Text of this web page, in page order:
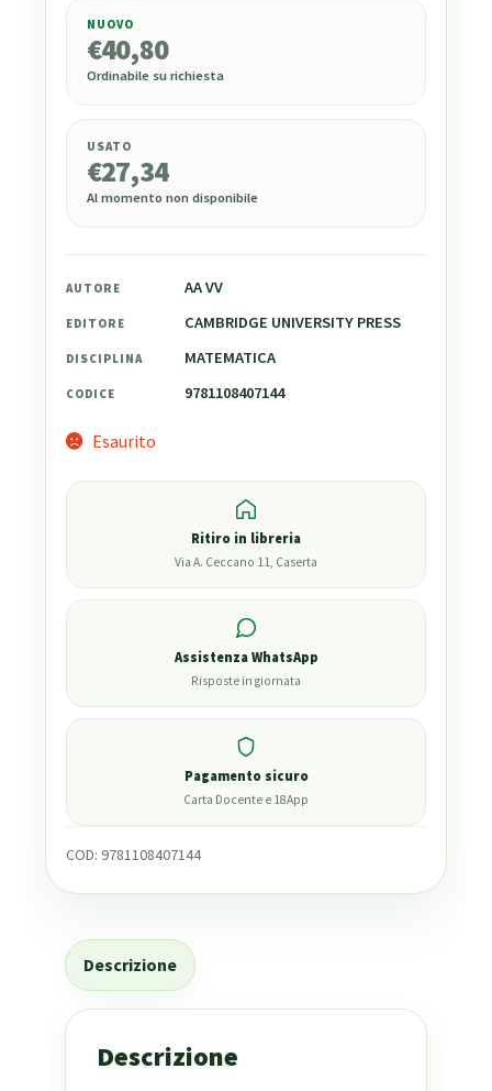
40,80
NUOVO
€40,80
Ordinabile su richiesta
USATO
€27,34
Al momento non disponibile
AUTORE AA VV
EDITORE CAMBRIDGE UNIVERSITY PRESS
DISCIPLINA MATEMATICA
CODICE 9781108407144
Esaurito
Ritiro in libreria
Via A. Ceccano 11, Caserta
Assistenza WhatsApp
Risposte in giornata
Pagamento sicuro
Carta Docente e 18App
COD: 9781108407144
Descrizione
Descrizione